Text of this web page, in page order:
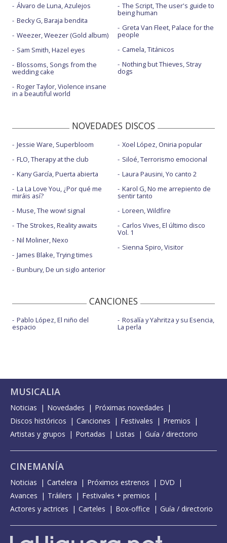
Álvaro de Luna, Azulejos
Becky G, Baraja bendita
Weezer, Weezer (Gold album)
Sam Smith, Hazel eyes
Blossoms, Songs from the
wedding cake
Roger Taylor, Violence insane
in a beautiful world
The Script, The user's guide to
being human
Greta Van Fleet, Palace for the
people
Camela, Titánicos
Nothing but Thieves, Stray
dogs
NOVEDADES DISCOS
Jessie Ware, Superbloom
FLO, Therapy at the club
Kany García, Puerta abierta
La La Love You, ¿Por qué me
miráis así?
Muse, The wow! signal
The Strokes, Reality awaits
Nil Moliner, Nexo
James Blake, Trying times
Bunbury, De un siglo anterior
Xoel López, Oniria popular
Siloé, Terrorismo emocional
Laura Pausini, Yo canto 2
Karol G, No me arrepiento de
sentir tanto
Loreen, Wildfire
Carlos Vives, El último disco
Vol. 1
Sienna Spiro, Visitor
CANCIONES
Pablo López, El niño del
espacio
Rosalía y Yahritza y su Esencia,
La perla
MUSICALIA
Noticias Novedades
Próximas novedades
Discos históricos
Canciones Festivales
Premios
Artistas y grupos
Portadas Listas Guía / directorio
CINEMANÍA
Noticias Cartelera Próximos estrenos
DVD
Avances
Tráilers
Festivales + premios
Actores y actrices
Carteles Box-office Guía / directorio